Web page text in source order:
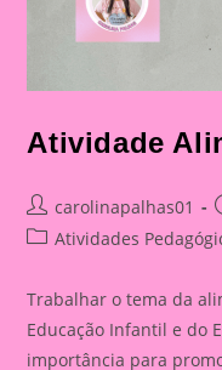
Atividade
Post
author:
carolinapalhas01
PostAtividades
Trabalhar o tema da
Educação Infantil e do
importância para